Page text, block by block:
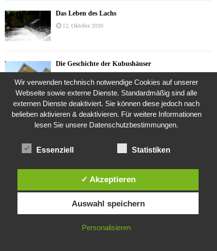
Das Leben des Lachs
12. Oktober 2020
Die Geschichte der Kubushäuser
Was ist denn das? -Mars „SOL 735“ Rover Curiosity
24. November 2015
3. November 2019
Die Straße radikalisiert jeden Tag ein Stückchen
Diese Website verwendet Cookies. Durch die weitere Nutzung dieser
Website stimmst du der Verwendung von Cookies zu.
IN ORDNUNG
Wir verwenden technisch notwendige Cookies auf unserer
Webseite sowie externe Dienste. Standardmäßig sind alle
externen Dienste deaktiviert. Sie können diese jedoch nach
belieben aktivieren & deaktivieren. Für weitere Informationen
lesen Sie unsere Datenschutzbestimmungen.
Essenziell Statistiken
✓ Akzeptieren
Auswahl speichern
Personalisieren